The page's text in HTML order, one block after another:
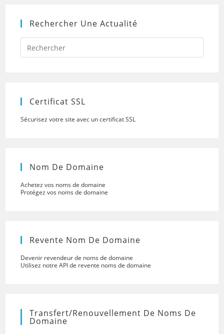
Rechercher Une Actualité
Press
to
Certificat SSL
Sécurisez votre site avec un certificat SSL
Nom De Domaine
Achetez vos noms de domaine
Protégez vos noms de domaine
Revente Nom De Domaine
Devenir revendeur de noms de domaine
Utilisez notre API de revente noms de domaine
Transfert/renouvellement De Noms De
Domaine